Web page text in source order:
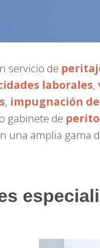
servicio de
laborales,
, impugnación
gabinete de
una amplia gama